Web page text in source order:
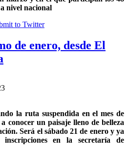
nivel nacional
de enero, desde El
la ruta suspendida en el mes de
conocer un paisaje lleno de belleza
Será el sábado 21 de enero y ya
inscripciones en la secretaría de